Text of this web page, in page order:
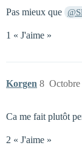
Pas mieux que
1 « J'aime »
Korgen 8
Ca me fait plutôt
2 « J'aime »